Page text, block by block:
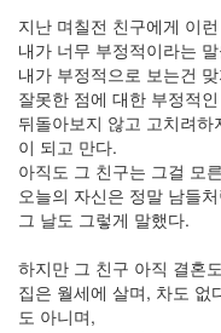
지난 며칠전 친구에게 이
내가 너무 부정적이라는
내가 부정적으로 보는건
잘못한 점에 대한 부정적
뒤돌아보지 않고 고치려
이 되고 만다.
아직도 그 친구는 그걸 모
오늘의 자신은 정말 남들
그 날도 그렇게 말했다.
하지만 그 친구 아직 결혼
집은 월세에 살며, 차도 없
도 아니며,
년
5
월
2
2007
년
6
월
3
2007
년
7
월